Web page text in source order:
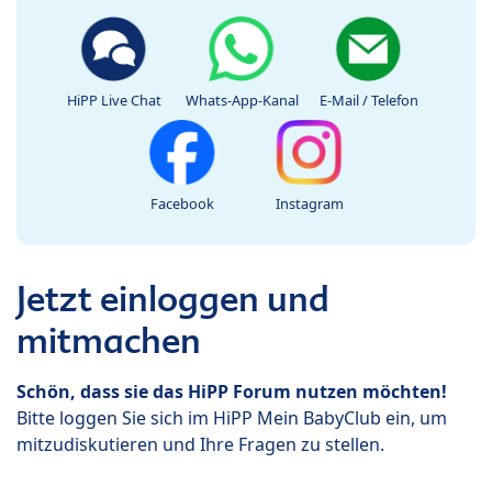
HiPP Live Chat Whats-App-Kanal E-Mail / Telefon
Facebook Instagram
Jetzt einloggen und
mitmachen
Schön, dass sie das HiPP Forum nutzen möchten!
Bitte loggen Sie sich im HiPP Mein BabyClub ein, um
mitzudiskutieren und Ihre Fragen zu stellen.